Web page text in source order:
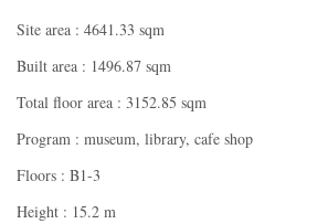
Site area : 4641.33 sqm
Built area : 1496.87 sqm
Total floor area : 3152.85 sqm
Program : museum, library, cafe shop
Floors : B1-3
Height : 15.2 m